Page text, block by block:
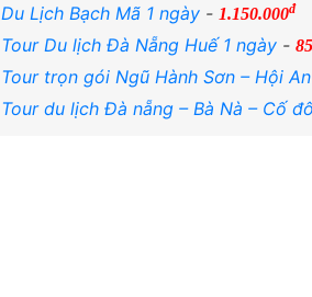
Du Lịch Bạch Mã 1 ngày - 1.150.000đ
Tour Du lịch Đà Nẵng Huế 1 ngày -
Tour trọn gói Ngũ Hành Sơn – Hội
Tour du lịch Đà nẵng – Bà Nà – Cố